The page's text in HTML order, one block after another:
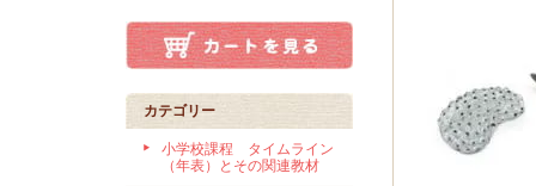
カテゴリー
小学校課程 タイムライン
（年表）とその関連教材